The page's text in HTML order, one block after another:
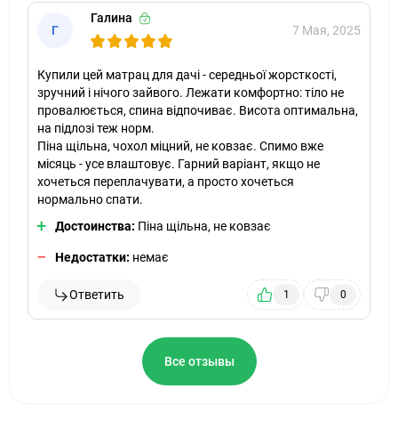
Г
Галина
7 Мая, 2025
Купили цей матрац для дачі - середньої жорсткості,
зручний і нічого зайвого. Лежати комфортно: тіло не
провалюється, спина відпочиває. Висота оптимальна,
на підлозі теж норм.
Піна щільна, чохол міцний, не ковзає. Спимо вже
місяць - усе влаштовує. Гарний варіант, якщо не
хочеться переплачувати, а просто хочеться
нормально спати.
Достоинства: Піна щільна, не ковзає
Недостатки: немає
Ответить 1 0
Все отзывы